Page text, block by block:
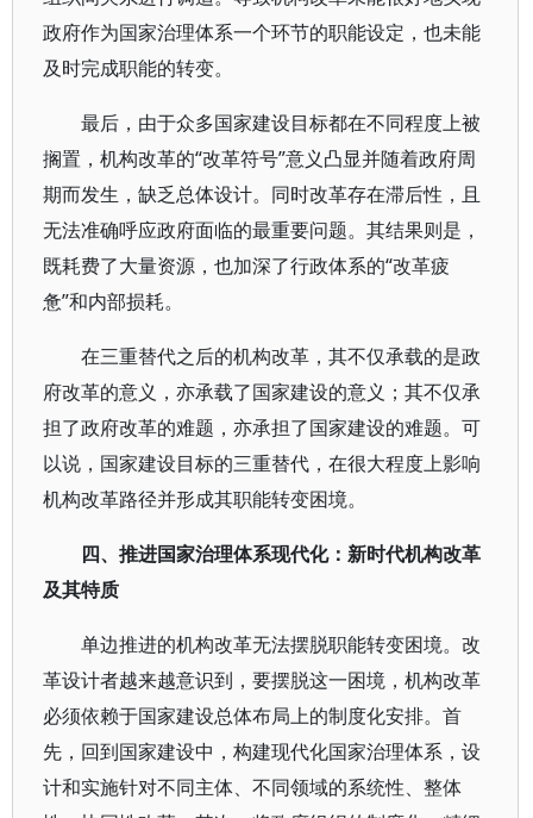
政府作为国家治理体系一个环节的职能设定，也未能
及时完成职能的转变。
最后，由于众多国家建设目标都在不同程度上被
搁置，机构改革的“改革符号”意义凸显并随着政府周
期而发生，缺乏总体设计。同时改革存在滞后性，且
无法准确呼应政府面临的最重要问题。其结果则是，
既耗费了大量资源，也加深了行政体系的“改革疲
惫”和内部损耗。
在三重替代之后的机构改革，其不仅承载的是政
府改革的意义，亦承载了国家建设的意义；其不仅承
担了政府改革的难题，亦承担了国家建设的难题。可
以说，国家建设目标的三重替代，在很大程度上影响
机构改革路径并形成其职能转变困境。
四、推进国家治理体系现代化：新时代机构改革
及其特质
单边推进的机构改革无法摆脱职能转变困境。改
革设计者越来越意识到，要摆脱这一困境，机构改革
必须依赖于国家建设总体布局上的制度化安排。首
先，回到国家建设中，构建现代化国家治理体系，设
计和实施针对不同主体、不同领域的系统性、整体